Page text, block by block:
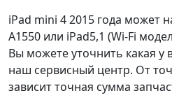
iPad mini 4 2015 года может
A1550 или iPad5,1 (Wi-Fi
Вы можете уточнить какая у
наш сервисный центр. От
зависит точная сумма